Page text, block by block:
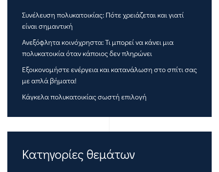
Συνέλευση πολυκατοικίας: Πότε χρειάζεται και γιατί
είναι σημαντική
Ανεξόφλητα κοινόχρηστα: Τι μπορεί να κάνει μια
πολυκατοικία όταν κάποιος δεν πληρώνει
Εξοικονομήστε ενέργεια και κατανάλωση στο σπίτι σας
με απλά βήματα!
Κάγκελα πολυκατοικίας σωστή επιλογή
Κατηγορίες θεμάτων